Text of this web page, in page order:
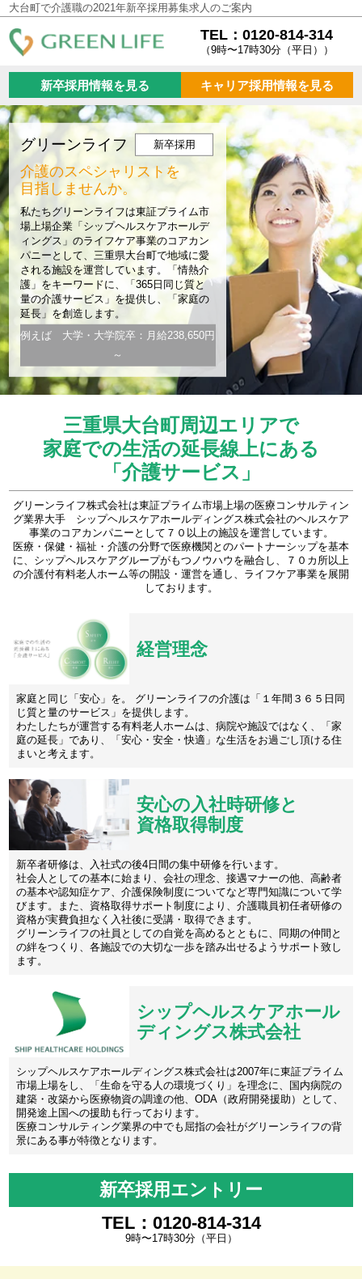
大台町で介護職の2021年新卒採用募集求人のご案内
TEL：0120-814-314
（9時〜17時30分（平日））
新卒採用情報を見る キャリア採用情報を見る
グリーンライフ 新卒採用
介護のスペシャリストを
目指しませんか。
私たちグリーンライフは東証プライム市
場上場企業「シップヘルスケアホールデ
ィングス」のライフケア事業のコアカン
パニーとして、三重県大台町で地域に愛
される施設を運営しています。「情熱介
護」をキーワードに、「365日同じ質と
量の介護サービス」を提供し、「家庭の
延長」を創造します。
例えば 大学・大学院卒：月給238,650円
～
三重県大台町周辺エリアで
家庭での生活の延長線上にある
「介護サービス」
グリーンライフ株式会社は東証プライム市場上場の医療コンサルティン
グ業界大手 シップヘルスケアホールディングス株式会社のヘルスケア
事業のコアカンパニーとして７０以上の施設を運営しています。
医療・保健・福祉・介護の分野で医療機関とのパートナーシップを基本
に、シップヘルスケアグループがもつノウハウを融合し、７０カ所以上
の介護付有料老人ホーム等の開設・運営を通し、ライフケア事業を展開
しております。
経営理念
家庭と同じ「安心」を。 グリーンライフの介護は「１年間３６５日同
じ質と量のサービス」を提供します。
わたしたちが運営する有料老人ホームは、病院や施設ではなく、「家
庭の延長」であり、「安心・安全・快適」な生活をお過ごし頂ける住
まいと考えます。
安心の入社時研修と
資格取得制度
新卒者研修は、入社式の後4日間の集中研修を行います。
社会人としての基本に始まり、会社の理念、接遇マナーの他、高齢者
の基本や認知症ケア、介護保険制度についてなど専門知識について学
びます。また、資格取得サポート制度により、介護職員初任者研修の
資格が実費負担なく入社後に受講・取得できます。
グリーンライフの社員としての自覚を高めるとともに、同期の仲間と
の絆をつくり、各施設での大切な一歩を踏み出せるようサポート致し
ます。
シップヘルスケアホール
ディングス株式会社
シップヘルスケアホールディングス株式会社は2007年に東証プライム
市場上場をし、「生命を守る人の環境づくり」を理念に、国内病院の
建築・改築から医療物資の調達の他、ODA（政府開発援助）として、
開発途上国への援助も行っております。
医療コンサルティング業界の中でも屈指の会社がグリーンライフの背
景にある事が特徴となります。
新卒採用エントリー
TEL：0120-814-314
9時〜17時30分（平日）